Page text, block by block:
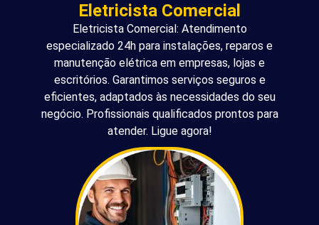
Eletricista Comercial
Eletricista Comercial: Atendimento
especializado 24h para instalações, reparos e
manutenção elétrica em empresas, lojas e
escritórios. Garantimos serviços seguros e
eficientes, adaptados às necessidades do seu
negócio. Profissionais qualificados prontos para
atender. Ligue agora!